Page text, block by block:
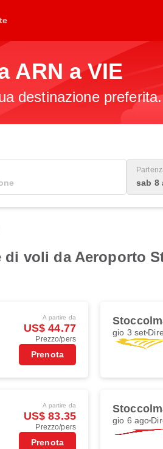
ARN a VIE
destinazione
sab 8
voli da Aeroporto
A partire da
US$ 44.77
Prezzo/pers
Prenota
gio 3 set
A partire da
US$ 83.35
Prezzo/pers
Prenota
gio 6 ago